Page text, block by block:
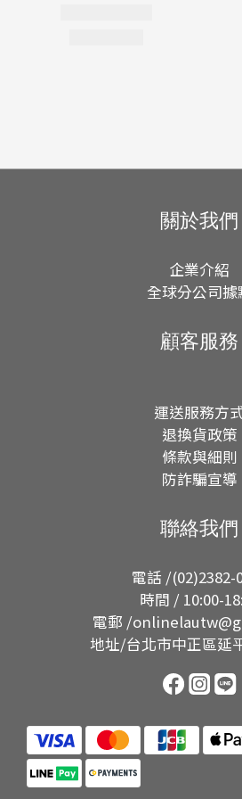
關於我們
企業介紹
全球分公司據
顧客服務
運送服務方
退換貨政策
條款與細則
防詐騙宣導
聯絡我們
電話 /(02)2382-
時間 / 10:00-
電郵 /
地址/台北市中正區延